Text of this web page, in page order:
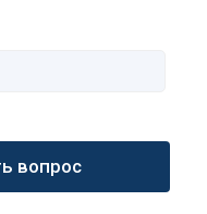
вопрос